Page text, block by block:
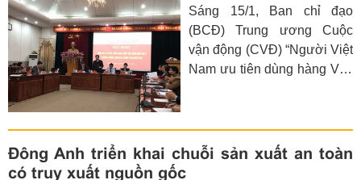
Trần Thanh Hải-UVTV,
Trưởng ban Dân vận Quận
ủy, Chủ tịch Ủy ban MTTQ
Việt Nam, Trưởng ban chỉ
thuộc quận.
Sáng 15/1, Ban chỉ đạo
(BCĐ) Trung ương Cuộc
vận động (CVĐ) “Người Việt
Nam ưu tiên dùng hàng Việt
CVĐ năm 2018; phương
hướng, nhiệm vụ trọng tâm
Đông Anh triển khai chuỗi sản xuất an toàn
có truy xuất nguồn gốc